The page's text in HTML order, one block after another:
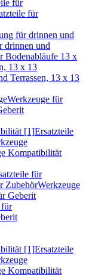
für
für
für drinnen und
drinnen und
Bodenabläufe 13 x
13 x 13
Terrassen, 13 x 13
Werkzeuge für
[1]Ersatzteile
Kompatibilität
für
ZubehörWerkzeuge
Geberit
für
[1]Ersatzteile
Kompatibilität